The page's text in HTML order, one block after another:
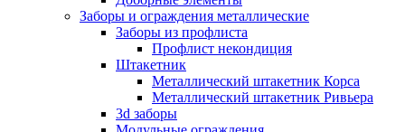
Заборы и ограждения металлические
Заборы из профлиста
Профлист некондиция
Штакетник
Металлический штакетник Корса
Металлический штакетник Ривьера
3d заборы